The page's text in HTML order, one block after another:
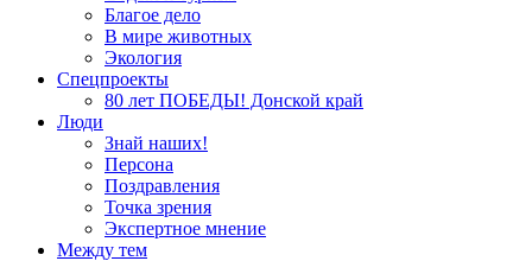
Благое дело
В мире животных
Экология
Спецпроекты
80 лет ПОБЕДЫ! Донской край
Люди
Знай наших!
Персона
Поздравления
Точка зрения
Экспертное мнение
Между тем